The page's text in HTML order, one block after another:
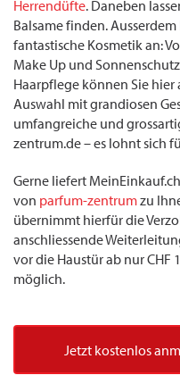
Herrendüfte. Daneben
Balsame finden.
fantastische Kosmetik an:
Make Up und
Haarpflege können Sie
Auswahl mit grandiosen
umfangreiche und
zentrum.de – es lohnt sich
Gerne liefert
von parfum-zentrumzu
übernimmt hierfür die
anschliessende
vor die Haustür ab nur CHF
möglich.
Jetzt kostenlos